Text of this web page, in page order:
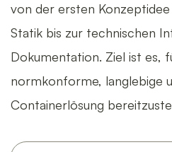
von der ersten
Statik bis zur technischen
Dokumentation. Ziel ist es,
normkonforme, langlebige
Containerlösung